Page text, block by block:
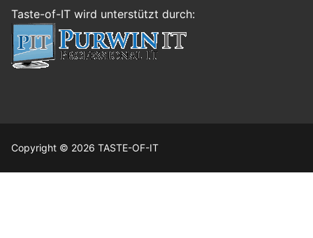
Taste-of-IT wird unterstützt durch:
Copyright © 2026 TASTE-OF-IT